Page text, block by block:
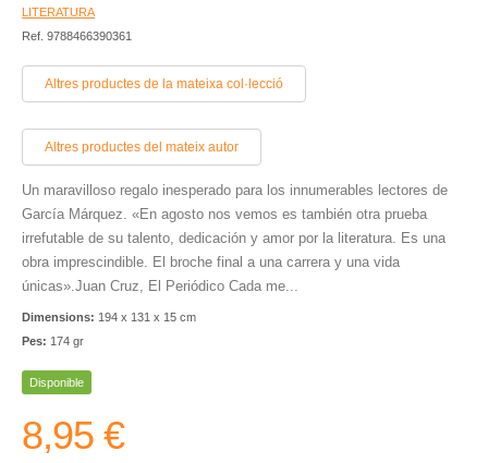
LITERATURA
Ref. 9788466390361
Altres productes de la mateixa col·lecció
Altres productes del mateix autor
Un maravilloso regalo inesperado para los innumerables lectores de
García Márquez. «En agosto nos vemos es también otra prueba
irrefutable de su talento, dedicación y amor por la literatura. Es una
obra imprescindible. El broche final a una carrera y una vida
únicas».Juan Cruz, El Periódico Cada me...
Dimensions: 194 x 131 x 15 cm
Pes: 174 gr
Disponible
8,95 €